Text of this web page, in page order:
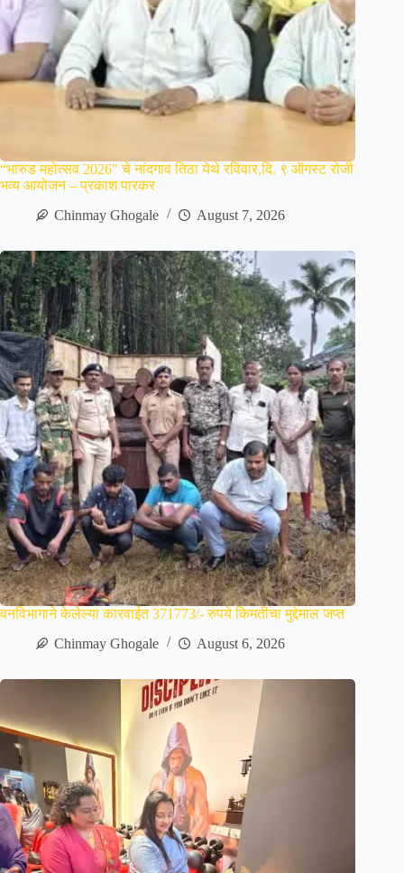
“भारुड महोत्सव 2026″ चे नांदगाव तिठा येथे रविवार,दि. ९ ऑगस्ट रोजी
भव्य आयोजन – प्रकाश पारकर
Chinmay Ghogale
August 7, 2026
वनविभागाने केलेल्या कारवाईत 371773/- रुपये किमतीचा मुद्देमाल जप्त
Chinmay Ghogale
August 6, 2026